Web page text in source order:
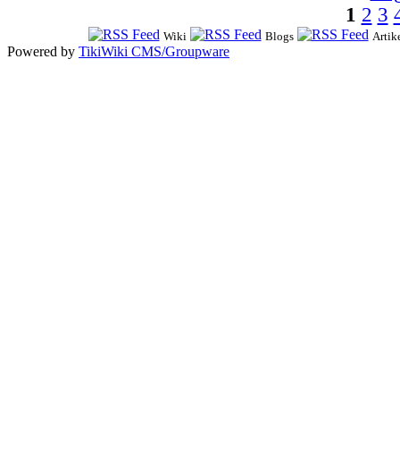
1 2 3
Wiki Blogs
Powered by TikiWiki CMS/Groupware